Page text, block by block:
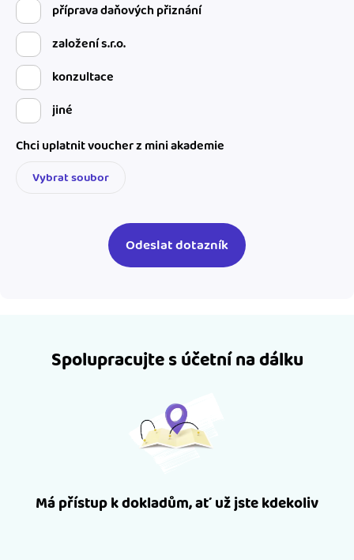
příprava daňových přiznání
založení s.r.o.
konzultace
jiné
Chci uplatnit voucher z mini akademie
Vybrat soubor
Spolupracujte s účetní na dálku
Má přístup k dokladům, ať už jste kdekoliv